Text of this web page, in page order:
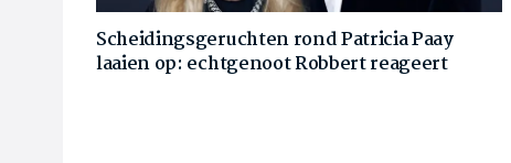
Scheidingsgeruchten rond Patricia Paay
laaien op: echtgenoot Robbert reageert